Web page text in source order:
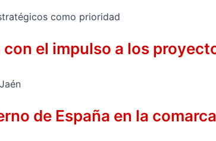
el impulso a los
de España en la